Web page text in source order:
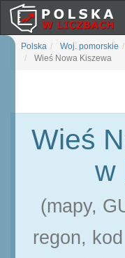
Polska Woj. pomorskie
Wieś Nowa Kiszewa
Wieś
w
(mapy,
regon,